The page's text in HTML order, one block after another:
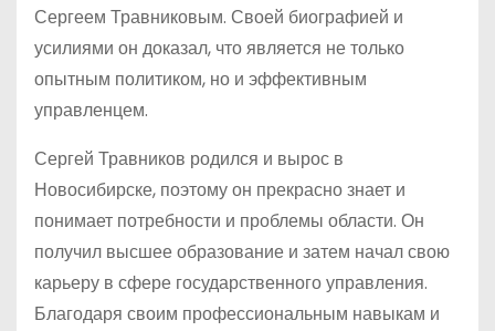
Сергеем Травниковым. Своей биографией и
усилиями он доказал, что является не только
опытным политиком, но и эффективным
управленцем.
Сергей Травников родился и вырос в
Новосибирске, поэтому он прекрасно знает и
понимает потребности и проблемы области. Он
получил высшее образование и затем начал свою
карьеру в сфере государственного управления.
Благодаря своим профессиональным навыкам и